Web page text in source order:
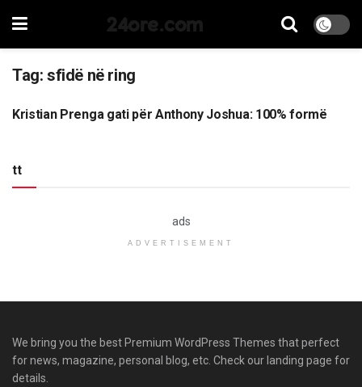
24ore.com
Tag: sfidë në ring
SPORT
Kristian Prenga gati për Anthony Joshua: 100% formë
tt
ads
ADVERTISEMENT
We bring you the best Premium WordPress Themes that perfect
for news, magazine, personal blog, etc. Check our landing page for
details.